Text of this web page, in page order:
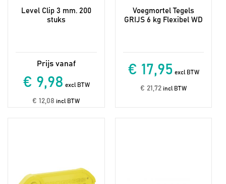
Level Clip 3 mm. 200
stuks
€ 9,98 excl BTW
€ 12,08 incl BTW
Voegmortel Tegels
GRIJS 6 kg Flexibel WD
€ 17,95 excl BTW
€ 21,72 incl BTW
variaties.